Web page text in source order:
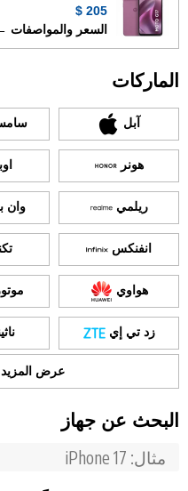
205 $
السعر والمواصفات
الماركات
آبل
هونر
ريلمي
انفنكس
هواوي
زد تي إي
عرض المزيد
البحث عن جهاز